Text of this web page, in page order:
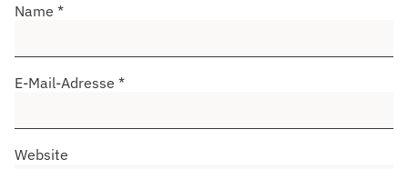
Name *
E-Mail-Adresse *
Website